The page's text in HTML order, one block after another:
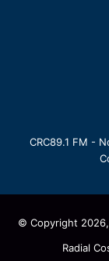
CRC89.1 FM -
© Copyright
Radial